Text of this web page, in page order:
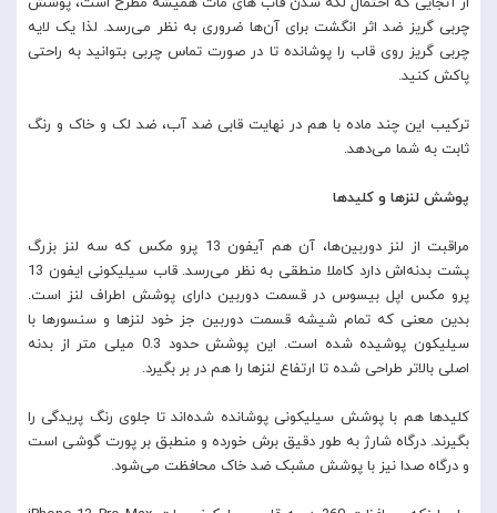
چربی گریز ضد اثر انگشت برای آن‌ها ضروری به نظر می‌رسد. لذا یک لایه
چربی گریز روی قاب را پوشانده تا در صورت تماس چربی بتوانید به راحتی
پاکش کنید.
ترکیب این چند ماده با هم در نهایت قابی ضد آب، ضد لک و خاک و رنگ
ثابت به شما می‌دهد.
پوشش لنزها و کلیدها
مراقبت از لنز دوربین‌ها، آن هم آیفون 13 پرو مکس که سه لنز بزرگ
پشت بدنه‌اش دارد کاملا منطقی به نظر می‌رسد. قاب سیلیکونی ایفون 13
پرو مکس اپل بیسوس در قسمت دوربین دارای پوشش اطراف لنز است.
بدین معنی که تمام شیشه قسمت دوربین جز خود لنزها و سنسورها با
سیلیکون پوشیده شده است. این پوشش حدود 0.3 میلی متر از بدنه
اصلی بالاتر طراحی شده تا ارتفاع لنزها را هم در بر بگیرد.
کلیدها هم با پوشش سیلیکونی پوشانده شده‌اند تا جلوی رنگ پریدگی را
بگیرند. درگاه شارژ به طور دقیق برش خورده و منطبق بر پورت گوشی است
و درگاه صدا نیز با پوشش مشبک ضد خاک محافظت می‌شود.